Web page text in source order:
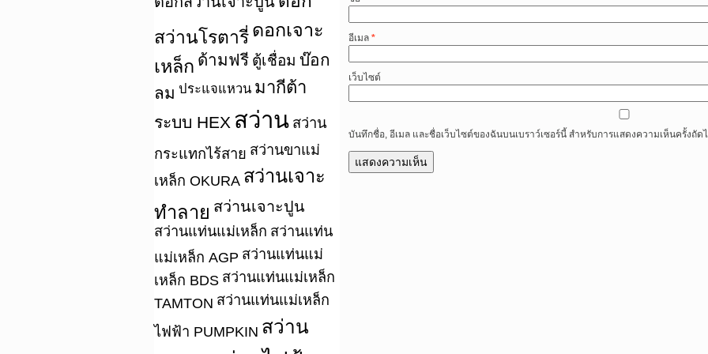
สว่านโรตารี่ ดอกเจาะ
เหล็ก ด้ามฟรี ตู้เชื่อม บ๊อก
ลม ประแจแหวน มากีต้า
ระบบ HEX สว่าน สว่าน
กระแทกไร้สาย สว่านขาแม่
เหล็ก OKURA สว่านเจาะ
ทำลาย สว่านเจาะปูน
สว่านแท่นแม่เหล็ก สว่านแท่น
แม่เหล็ก AGP สว่านแท่นแม่
เหล็ก BDS สว่านแท่นแม่เหล็ก
TAMTON สว่านแท่นแม่เหล็ก
ไฟฟ้า PUMPKIN สว่าน
อีเมล *
เว็บไซต์
บันทึกชื่อ, อีเมล และชื่อเว็บไซต์ของฉันบนเบราว์เซอร์นี้ สำหรับการแสดงความเห็นครั้งถัด